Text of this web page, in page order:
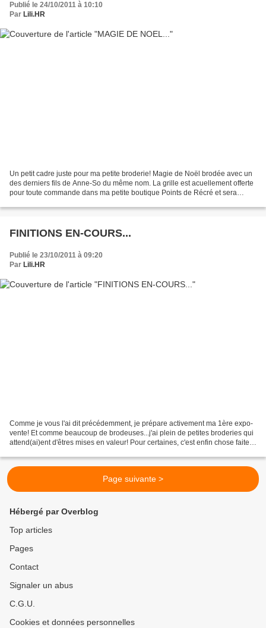
Publié le 24/10/2011 à 10:10
Par Lili.HR
Un petit cadre juste pour ma petite broderie! Magie de Noël brodée avec un
des derniers fils de Anne-So du même nom. La grille est acuellement offerte
pour toute commande dans ma petite boutique Points de Récré et sera
FINITIONS EN-COURS...
Publié le 23/10/2011 à 09:20
Par Lili.HR
Comme je vous l'ai dit précédemment, je prépare activement ma 1ère expo-
vente! Et comme beaucoup de brodeuses...j'ai plein de petites broderies qui
attend(ai)ent d'êtres mises en valeur! Pour certaines, c'est enfin chose faite!
Page suivante >
Hébergé par Overblog
Top articles
Pages
Contact
Signaler un abus
C.G.U.
Cookies et données personnelles